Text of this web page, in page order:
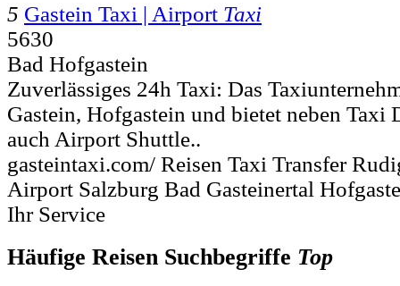
5 Gastein Taxi | Airport Taxi
5630
Bad Hofgastein
Zuverlässiges 24h Taxi: Das
Gastein, Hofgastein und bietet neben
auch Airport Shuttle..
gasteintaxi.com/ Reisen Taxi Transfer
Airport Salzburg Bad Gasteinertal
Ihr Service
Häufige Reisen Suchbegriffe Top